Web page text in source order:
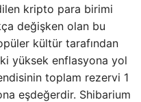
kripto para birimi
değişken olan bu
kültür tarafından
yüksek enflasyona yol
toplam rezervi 1
eşdeğerdir. Shibarium